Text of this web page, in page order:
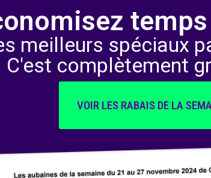
meilleurs spéciaux
C'est complètement
VOIR LES RABAIS DE LA